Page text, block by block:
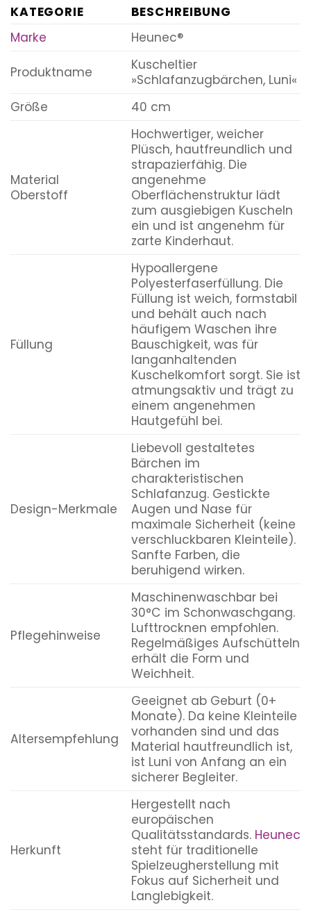
KATEGORIE
BESCHREIBUNG
Marke
Heunec®
Produktname
Kuscheltier
»Schlafanzugbärchen, Luni«
Größe
40 cm
Material
Oberstoff
Hochwertiger, weicher
Plüsch, hautfreundlich und
strapazierfähig. Die
angenehme
Oberflächenstruktur lädt
zum ausgiebigen Kuscheln
ein und ist angenehm für
zarte Kinderhaut.
Füllung
Hypoallergene
Polyesterfaserfüllung. Die
Füllung ist weich, formstabil
und behält auch nach
häufigem Waschen ihre
Bauschigkeit, was für
langanhaltenden
Kuschelkomfort sorgt. Sie ist
atmungsaktiv und trägt zu
einem angenehmen
Hautgefühl bei.
Design-Merkmale
Liebevoll gestaltetes
Bärchen im
charakteristischen
Schlafanzug. Gestickte
Augen und Nase für
maximale Sicherheit (keine
verschluckbaren Kleinteile).
Sanfte Farben, die
beruhigend wirken.
Pflegehinweise
Maschinenwaschbar bei
30°C im Schonwaschgang.
Lufttrocknen empfohlen.
Regelmäßiges Aufschütteln
erhält die Form und
Weichheit.
Altersempfehlung
Geeignet ab Geburt (0+
Monate). Da keine Kleinteile
vorhanden sind und das
Material hautfreundlich ist,
ist Luni von Anfang an ein
sicherer Begleiter.
Herkunft
Hergestellt nach
europäischen
Qualitätsstandards. Heunec
steht für traditionelle
Spielzeugherstellung mit
Fokus auf Sicherheit und
Langlebigkeit.